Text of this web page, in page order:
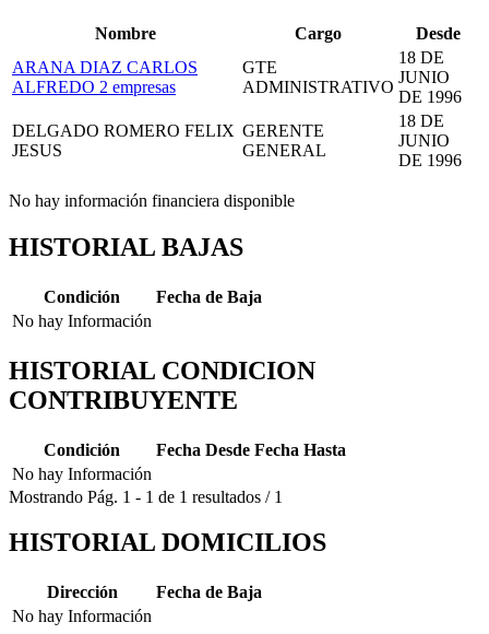
Nombre Cargo
Desde
ARANA DIAZ CARLOS
ALFREDO 2 empresas
GTE
ADMINISTRATIVO
18 DE
JUNIO
DE 1996
DELGADO ROMERO FELIX
JESUS
GERENTE
GENERAL
18 DE
JUNIO
DE 1996
No hay información financiera disponible
HISTORIAL BAJAS
Condición
Fecha de Baja
No hay Información
HISTORIAL CONDICION
CONTRIBUYENTE
Condición Fecha Desde Fecha Hasta
No hay Información
Mostrando Pág. 1 - 1 de 1 resultados / 1
HISTORIAL DOMICILIOS
Dirección
Fecha de Baja
No hay Información